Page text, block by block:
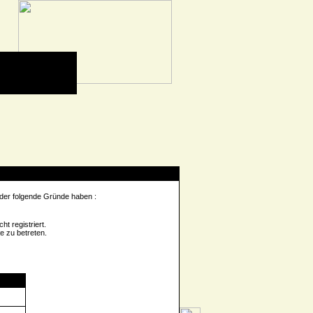
folgende Gründe haben :
registriert.
zu betreten.